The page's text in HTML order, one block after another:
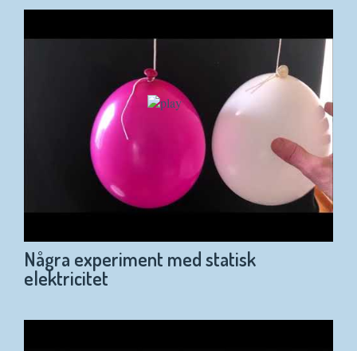
Några experiment med statisk
elektricitet